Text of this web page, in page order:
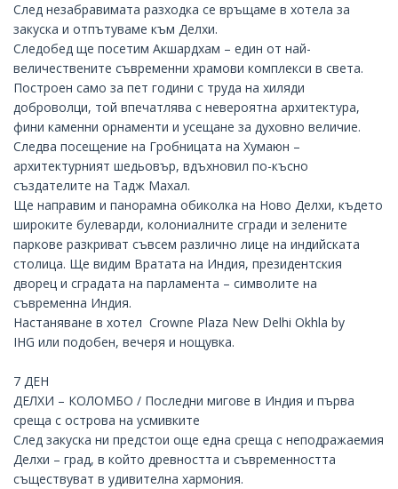
След незабравимата разходка се връщаме в хотела за
закуска и отпътуваме към Делхи.
Следобед ще посетим Акшардхам – един от най-
величествените съвременни храмови комплекси в света.
Построен само за пет години с труда на хиляди
доброволци, той впечатлява с невероятна архитектура,
фини каменни орнаменти и усещане за духовно величие.
Следва посещение на Гробницата на Хумаюн –
архитектурният шедьовър, вдъхновил по-късно
създателите на Тадж Махал.
Ще направим и панорамна обиколка на Ново Делхи, където
широките булеварди, колониалните сгради и зелените
паркове разкриват съвсем различно лице на индийската
столица. Ще видим Вратата на Индия, президентския
дворец и сградата на парламента – символите на
съвременна Индия.
Настаняване в хотел Crowne Plaza New Delhi Okhla by
IHG или подобен, вечеря и нощувка.
7 ДЕН
ДЕЛХИ – КОЛОМБО / Последни мигове в Индия и първа
среща с острова на усмивките
След закуска ни предстои още една среща с неподражаемия
Делхи – град, в който древността и съвременността
съществуват в удивителна хармония.